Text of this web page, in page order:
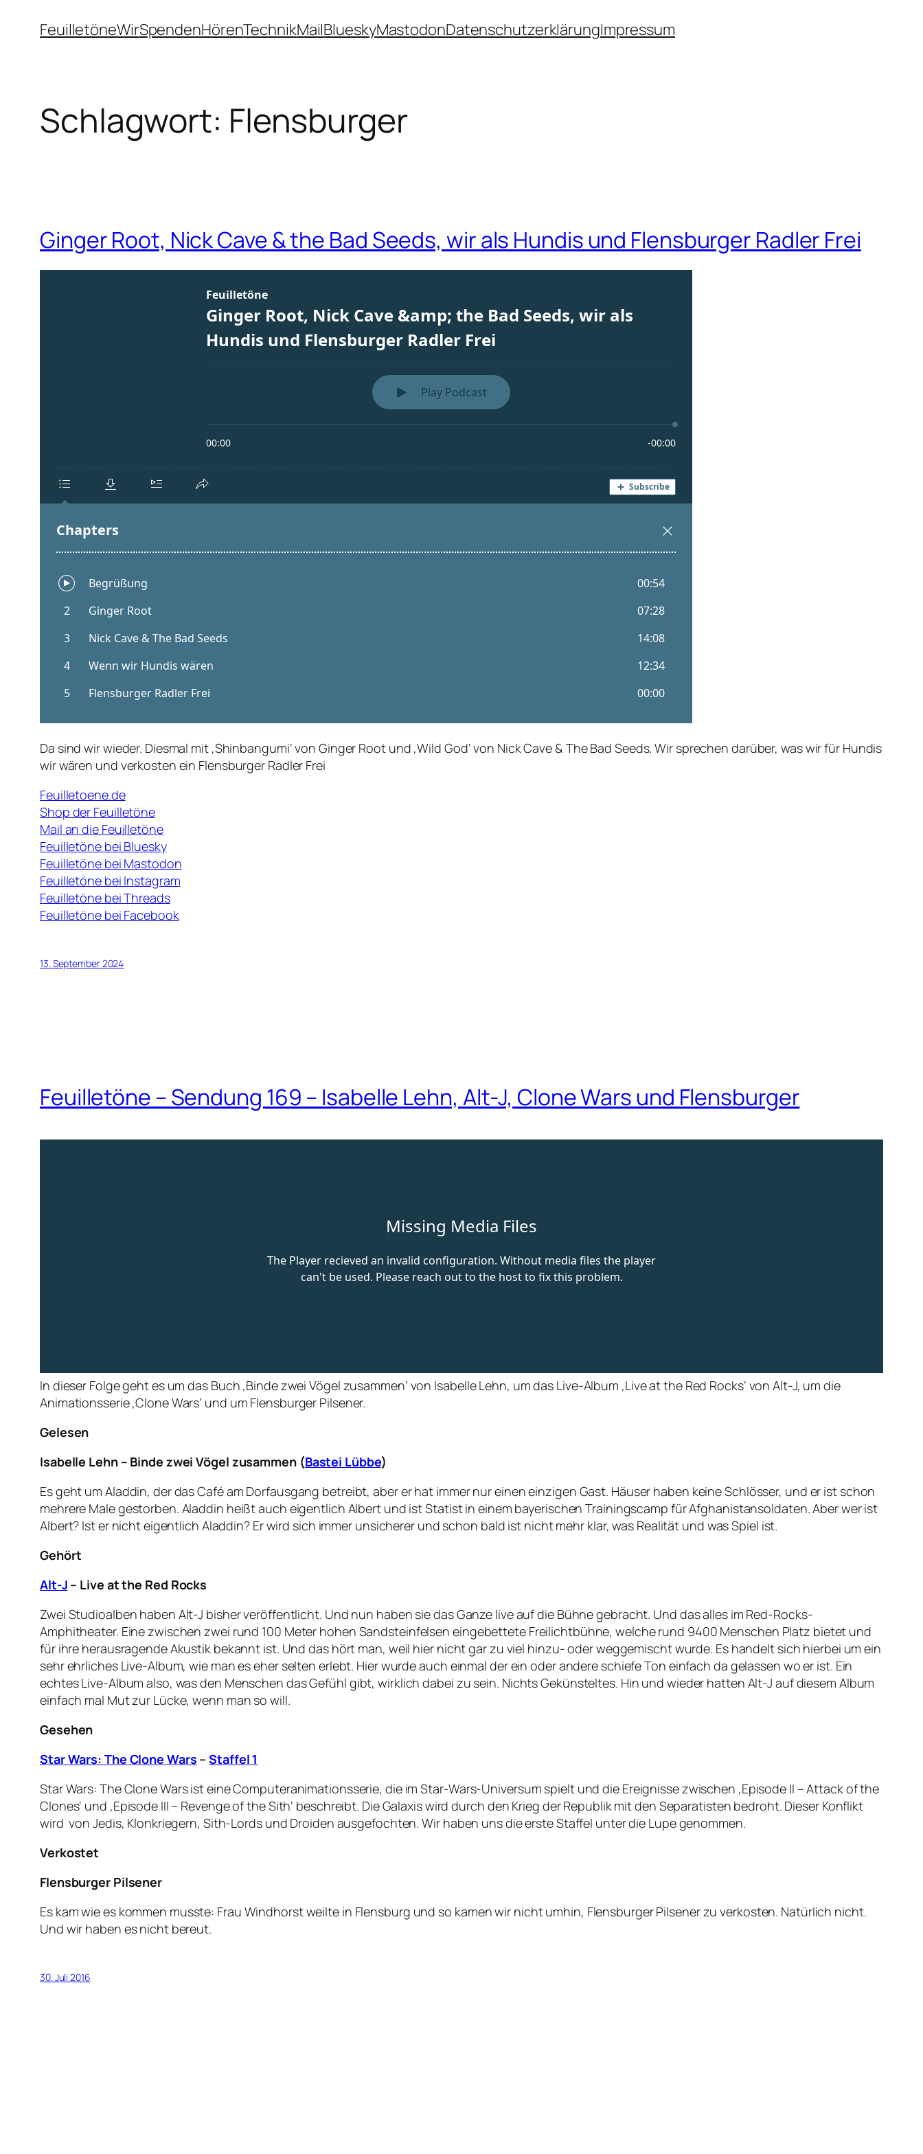
InhaltFeuilletöneWirSpendenHörenTechnikMailBlueskyMastodonDatenschutzerklärungImpressum
Schlagwort: Flensburger
Ginger Root, Nick Cave & the Bad Seeds, wir als Hundis und Flensburger Radler Frei
Da sind wir wieder. Diesmal mit ‚Shinbangumi‘ von Ginger Root und ‚Wild God‘ von Nick Cave & The Bad Seeds. Wir sprechen darüber, was wir für Hundis
wir wären und verkosten ein Flensburger Radler Frei
Feuilletoene.de
Shop der Feuilletöne
Mail an die Feuilletöne
Feuilletöne bei Bluesky
Feuilletöne bei Mastodon
Feuilletöne bei Instagram
Feuilletöne bei Threads
Feuilletöne bei Facebook
13. September 2024
Feuilletöne – Sendung 169 – Isabelle Lehn, Alt-J, Clone Wars und Flensburger
In dieser Folge geht es um das Buch ‚Binde zwei Vögel zusammen‘ von Isabelle Lehn, um das Live-Album ‚Live at the Red Rocks‘ von Alt-J, um die
Animationsserie ‚Clone Wars‘ und um Flensburger Pilsener.
Gelesen
Isabelle Lehn – Binde zwei Vögel zusammen (Bastei Lübbe)
Es geht um Aladdin, der das Café am Dorfausgang betreibt, aber er hat immer nur einen einzigen Gast. Häuser haben keine Schlösser, und er ist schon
mehrere Male gestorben. Aladdin heißt auch eigentlich Albert und ist Statist in einem bayerischen Trainingscamp für Afghanistansoldaten. Aber wer ist
Albert? Ist er nicht eigentlich Aladdin? Er wird sich immer unsicherer und schon bald ist nicht mehr klar, was Realität und was Spiel ist.
Gehört
Alt-J – Live at the Red Rocks
Zwei Studioalben haben Alt-J bisher veröffentlicht. Und nun haben sie das Ganze live auf die Bühne gebracht. Und das alles im Red-Rocks-
Amphitheater. Eine zwischen zwei rund 100 Meter hohen Sandsteinfelsen eingebettete Freilichtbühne, welche rund 9400 Menschen Platz bietet und
für ihre herausragende Akustik bekannt ist. Und das hört man, weil hier nicht gar zu viel hinzu- oder weggemischt wurde. Es handelt sich hierbei um ein
sehr ehrliches Live-Album, wie man es eher selten erlebt. Hier wurde auch einmal der ein oder andere schiefe Ton einfach da gelassen wo er ist. Ein
echtes Live-Album also, was den Menschen das Gefühl gibt, wirklich dabei zu sein. Nichts Gekünsteltes. Hin und wieder hatten Alt-J auf diesem Album
einfach mal Mut zur Lücke, wenn man so will.
Gesehen
Star Wars: The Clone Wars –Staffel 1
Star Wars: The Clone Wars ist eine Computeranimationsserie, die im Star-Wars-Universum spielt und die Ereignisse zwischen ‚Episode II – Attack of the
Clones‘ und ‚Episode III – Revenge of the Sith‘ beschreibt. Die Galaxis wird durch den Krieg der Republik mit den Separatisten bedroht. Dieser Konflikt
wird von Jedis, Klonkriegern, Sith-Lords und Droiden ausgefochten. Wir haben uns die erste Staffel unter die Lupe genommen.
Verkostet
Flensburger Pilsener
Es kam wie es kommen musste: Frau Windhorst weilte in Flensburg und so kamen wir nicht umhin, Flensburger Pilsener zu verkosten. Natürlich nicht.
Und wir haben es nicht bereut.
30. Juli 2016